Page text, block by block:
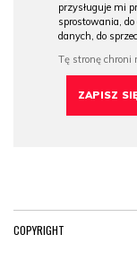
przysługuje mi
sprostowania,
danych, do
COPYRIGHT